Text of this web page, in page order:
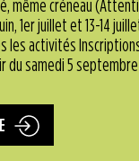
même créneau
1er juillet et 13-14
les activités
du samedi 5